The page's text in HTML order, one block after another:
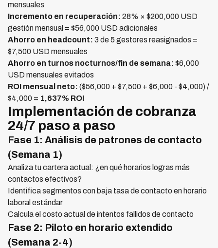
mensuales
Incremento en recuperación: 28% × $200,000 USD
gestión mensual = $56,000 USD adicionales
Ahorro en headcount: 3 de 5 gestores reasignados =
$7,500 USD mensuales
Ahorro en turnos nocturnos/fin de semana: $6,000
USD mensuales evitados
ROI mensual neto: ($56,000 + $7,500 + $6,000 - $4,000) /
$4,000 = 1,637% ROI
Implementación de cobranza
24/7 paso a paso
Fase 1: Análisis de patrones de contacto
(Semana 1)
Analiza tu cartera actual: ¿en qué horarios logras más
contactos efectivos?
Identifica segmentos con baja tasa de contacto en horario
laboral estándar
Calcula el costo actual de intentos fallidos de contacto
Fase 2: Piloto en horario extendido
(Semana 2-4)